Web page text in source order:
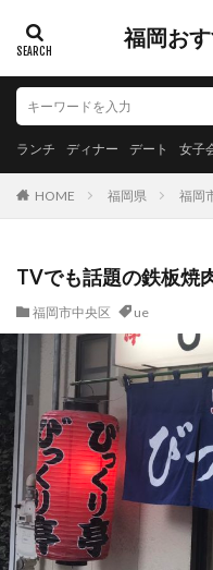
福岡お
ランチ ディナー デート 女子
HOME 福岡県 福岡
TVでも話題の鉄板焼
福岡市中央区 ue